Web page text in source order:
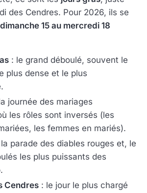
des Cendres. Pour 2026, ils se
dimanche 15 au mercredi 18
: le grand déboulé, souvent le
plus dense et le plus
journée des mariages
les rôles sont inversés (les
les femmes en mariés).
parade des diables rouges et, le
les plus puissants des
Cendres : le jour le plus chargé